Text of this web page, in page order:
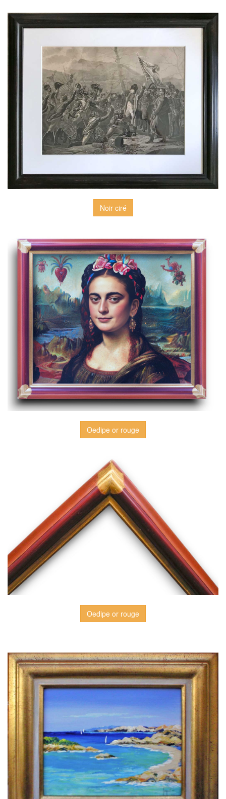
Noir ciré
Oedipe or rouge
Oedipe or rouge